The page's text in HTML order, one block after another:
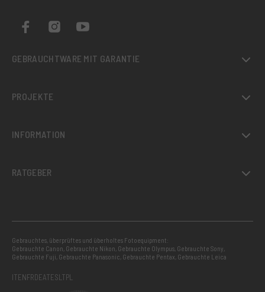
GEBRAUCHTWARE MIT GARANTIE
PROJEKTE
INFORMATION
RATGEBER
Gebrauchtes, überprüftes und überholtes Fotoequipment:
Gebrauchte Canon, Gebrauchte Nikon, Gebrauchte Olympus, Gebrauchte Sony,
Gebrauchte Fuji, Gebrauchte Panasonic, Gebrauchte Pentax, Gebrauchte Leica
ITENFRDEATESLTPL